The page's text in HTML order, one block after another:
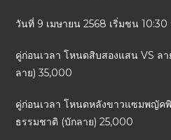
วันที่ 9 เมษายน 2568 เริ่มชน 10:30
คู่ก่อนเวลา โหนดสิบสองแสน VS ล
ลาย) 35,000
คู่ก่อนเวลา โหนดหลังขาวแซมพญัค
ธรรมชาติ (บักลาย) 25,000